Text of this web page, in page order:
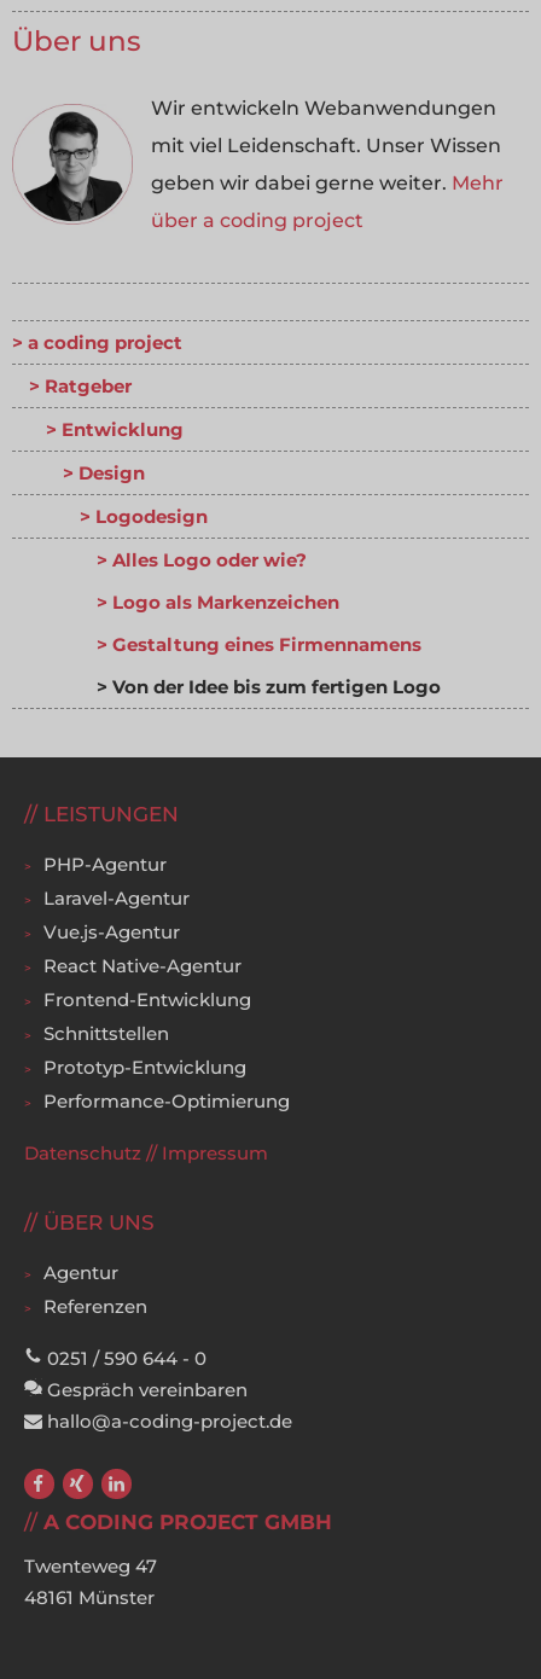
Über uns
Wir entwickeln Webanwendungen
mit viel Leidenschaft. Unser Wissen
geben wir dabei gerne weiter. Mehr
über a coding project
a coding project
Ratgeber
Entwicklung
Design
Logodesign
Alles Logo oder wie?
Logo als Markenzeichen
Gestaltung eines Firmennamens
Von der Idee bis zum fertigen Logo
LEISTUNGEN
PHP-Agentur
Laravel-Agentur
Vue.js-Agentur
React Native-Agentur
Frontend-Entwicklung
Schnittstellen
Prototyp-Entwicklung
Performance-Optimierung
Datenschutz // Impressum
ÜBER UNS
Agentur
Referenzen
0251 / 590 644 - 0
Gespräch vereinbaren
hallo@a-coding-project.de
A CODING PROJECT GMBH
Twenteweg 47
48161 Münster